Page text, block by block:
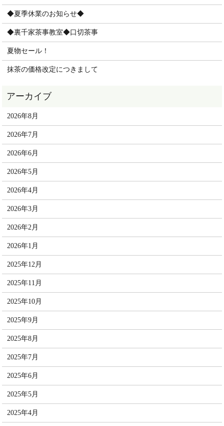
◆夏季休業のお知らせ◆
◆裏千家茶事教室◆口切茶事
夏物セール！
抹茶の価格改定につきまして
2026年8月
2026年7月
2026年6月
2026年5月
2026年4月
2026年3月
2026年2月
2026年1月
2025年12月
2025年11月
2025年10月
2025年9月
2025年8月
2025年7月
2025年6月
2025年5月
2025年4月